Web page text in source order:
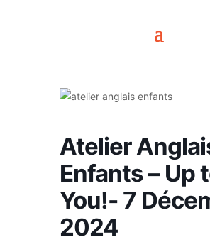
Atelier
Enfants – Up
You!- 7
2024